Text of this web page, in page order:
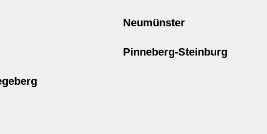
Neumünster
Pinneberg-Steinburg